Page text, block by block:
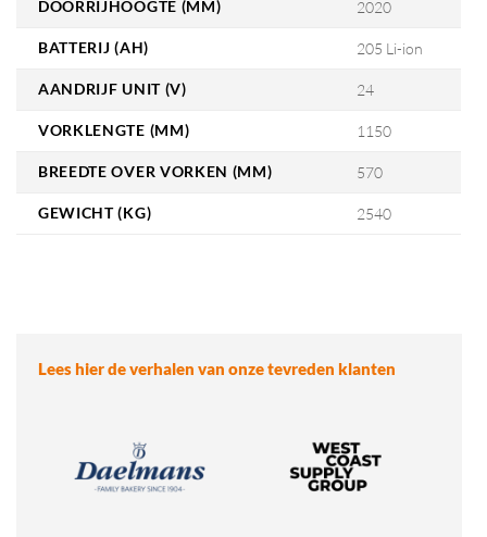
DOORRIJHOOGTE (MM) 2020
BATTERIJ (AH) 205 Li-ion
AANDRIJF UNIT (V) 24
VORKLENGTE (MM) 1150
BREEDTE OVER VORKEN (MM) 570
GEWICHT (KG) 2540
Lees hier de verhalen van onze tevreden klanten